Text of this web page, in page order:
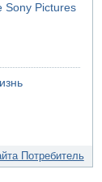
Sony Pictures
Потребитель